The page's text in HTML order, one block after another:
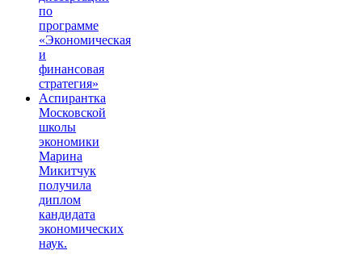
по
программе
«Экономическая
и
финансовая
стратегия»
Аспирантка
Московской
школы
экономики
Марина
Микитчук
получила
диплом
кандидата
экономических
наук.